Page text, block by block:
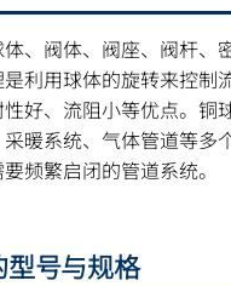
、阀体、阀座、阀杆、
利用球体的旋转来控制
好、流阻小等优点。铜
暖系统、气体管道等多
频繁启闭的管道系统。
号与规格